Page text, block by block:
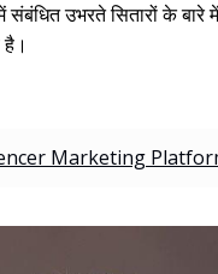
उभरते सितारों के
Marketing